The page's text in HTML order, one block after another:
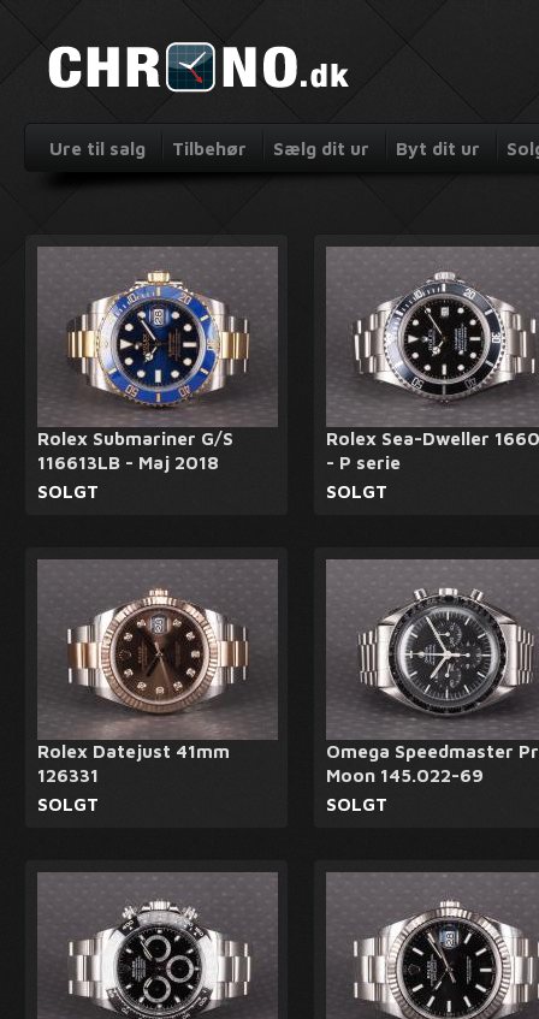
Ure til salg Tilbehør Sælg dit ur Byt dit ur
Rolex Submariner G/S
116613LB - Maj 2018
SOLGT
Rolex Sea-Dweller
- P serie
SOLGT
Rolex Datejust 41mm
126331
SOLGT
Omega Speedmaster
Moon 145.022-69
SOLGT